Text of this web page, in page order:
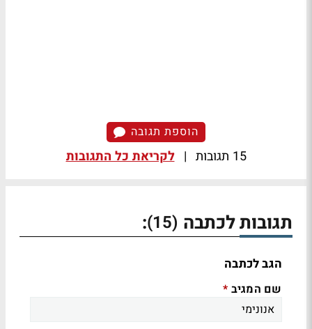
הוספת תגובה
15 תגובות | לקריאת כל התגובות
תגובות לכתבה (15)
:
הגב לכתבה
שם המגיב *